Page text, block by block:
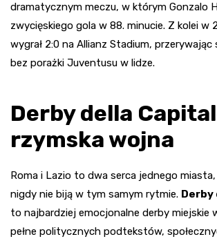
dramatycznym meczu, w którym Gonzalo
zwycięskiego gola w 88. minucie. Z kolei w
wygrał 2:0 na Allianz Stadium,
bez porażki Juventusu w lidze.
Derby della
rzymska wojna
Roma i Lazio to dwa serca jednego miasta,
nigdy nie biją w tym samym rytmie. Derby
to najbardziej emocjonalne derby miejskie
pełne politycznych podtekstów,